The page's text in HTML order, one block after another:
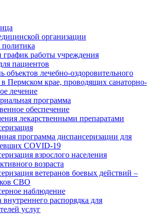
организации
политика
работы учреждения
пациентов
объектов лечебно-оздоровительного
в Пермском крае, проводящих санаторно-
лечение
программа
обеспечение
лекарственными препаратами
программа диспансеризации для
COVID-19
взрослого населения
возраста
ветеранов боевых действий –
СВО
наблюдение
распорядка для
услуг